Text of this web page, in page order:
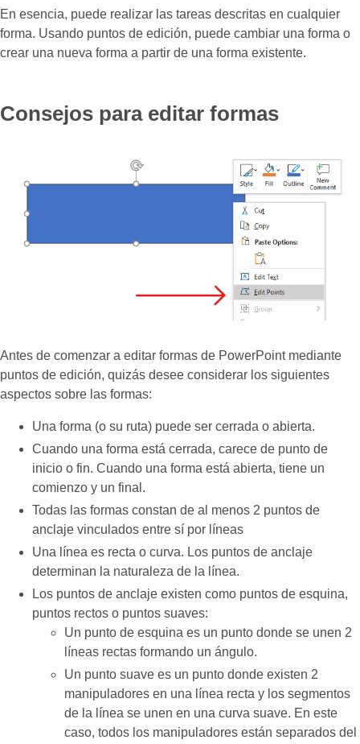
En esencia, puede realizar las tareas descritas en cualquier
forma. Usando puntos de edición, puede cambiar una forma o
crear una nueva forma a partir de una forma existente.
Consejos para editar formas
Antes de comenzar a editar formas de PowerPoint mediante
puntos de edición, quizás desee considerar los siguientes
aspectos sobre las formas:
Una forma (o su ruta) puede ser cerrada o abierta.
Cuando una forma está cerrada, carece de punto de
inicio o fin. Cuando una forma está abierta, tiene un
comienzo y un final.
Todas las formas constan de al menos 2 puntos de
anclaje vinculados entre sí por líneas
Una línea es recta o curva. Los puntos de anclaje
determinan la naturaleza de la línea.
Los puntos de anclaje existen como puntos de esquina,
puntos rectos o puntos suaves:
Un punto de esquina es un punto donde se unen 2
líneas rectas formando un ángulo.
Un punto suave es un punto donde existen 2
manipuladores en una línea recta y los segmentos
de la línea se unen en una curva suave. En este
caso, todos los manipuladores están separados del